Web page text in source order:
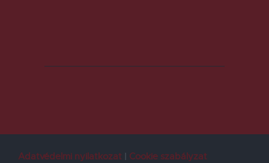
Adatvédelmi nyilatkozat
Cookie szabályzat